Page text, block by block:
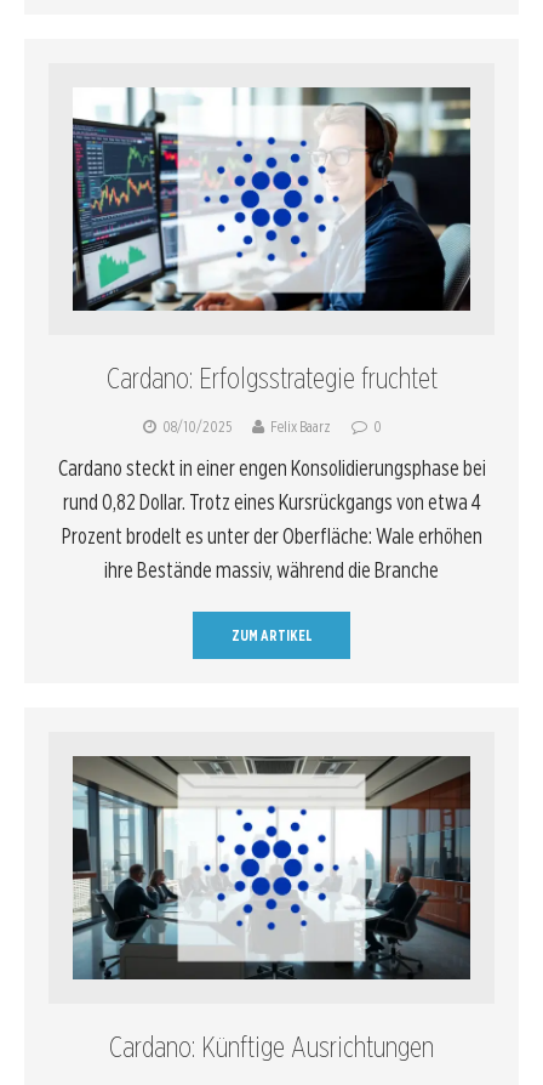
Cardano: Erfolgsstrategie fruchtet
08/10/2025 Felix Baarz 0
Cardano steckt in einer engen Konsolidierungsphase bei
rund 0,82 Dollar. Trotz eines Kursrückgangs von etwa 4
Prozent brodelt es unter der Oberfläche: Wale erhöhen
ihre Bestände massiv, während die Branche
ZUM ARTIKEL
Cardano: Künftige Ausrichtungen